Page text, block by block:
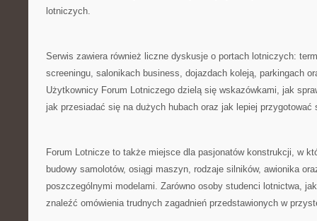
lotniczych.
Serwis zawiera również liczne dyskusje o portach lotniczych:
screeningu, salonikach business, dojazdach koleją, parkingach
Użytkownicy Forum Lotniczego dzielą się wskazówkami, jak
jak przesiadać się na dużych hubach oraz jak lepiej przygotować
Forum Lotnicze to także miejsce dla pasjonatów konstrukcji, w
budowy samolotów, osiągi maszyn, rodzaje silników, awionika
poszczególnymi modelami. Zarówno osoby studenci lotnictwa,
znaleźć omówienia trudnych zagadnień przedstawionych w